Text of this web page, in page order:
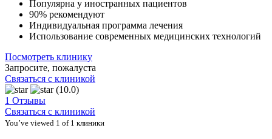
Популярна у иностранных пациентов
90% рекомендуют
Индивидуальная программа лечения
Использование современных медицинских технологий
Посмотреть клинику
Запросите, пожалуста
Связаться с клиникой
(10.0)
1 Отзывы
Связаться с клиникой
You’ve viewed 1 of 1 клиники